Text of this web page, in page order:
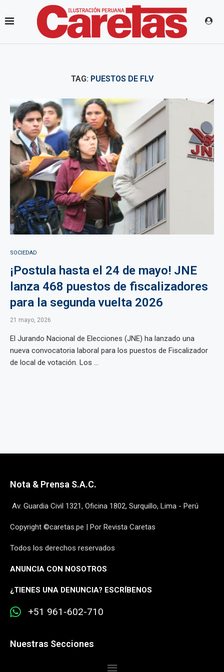
TAG: PUESTOS DE FLV
SOCIEDAD
¡Postula hasta el 24 de mayo! JNE
lanza 468 puestos de fiscalizadores
para la segunda vuelta 2026
21 mayo, 2026
El Jurando Nacional de Elecciones (JNE) ha lanzado una
nueva convocatoria laboral para los puestos de Fiscalizador
de local de votación. Los ...
Nota & Prensa S.A.C.
Av. Guardia Civil 1321, Oficina 1802, Surquillo, Lima - Perú
Copyright ©caretas.pe | Por Revista Caretas
Todos los derechos reservados
ANUNCIA CON NOSOTROS
¿TIENES UNA DENUNCIA? ESCRÍBENOS
+51 961-602-710
Nuestras Secciones